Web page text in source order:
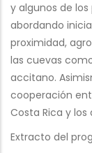
y algunos de
abordando
proximidad,
las cuevas
accitano.
cooperación
Costa Rica y
Extracto del